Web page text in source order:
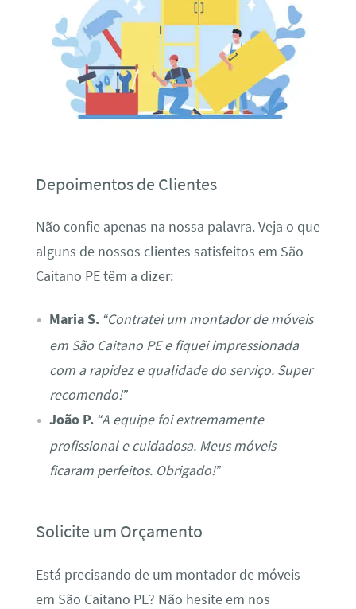
Depoimentos de Clientes
Não confie apenas na nossa palavra. Veja o que
alguns de nossos clientes satisfeitos em São
Caitano PE têm a dizer:
Maria S. “Contratei um montador de móveis
em São Caitano PE e fiquei impressionada
com a rapidez e qualidade do serviço. Super
recomendo!”
João P. “A equipe foi extremamente
profissional e cuidadosa. Meus móveis
ficaram perfeitos. Obrigado!”
Solicite um Orçamento
Está precisando de um montador de móveis
em São Caitano PE? Não hesite em nos